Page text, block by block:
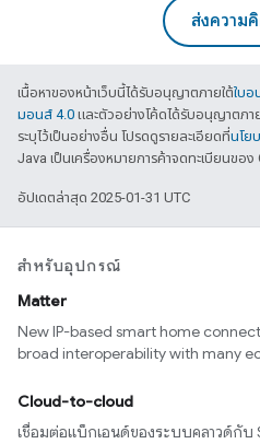
ส่งความ
เนื้อหาของหน้าเว็บนี้ได้รับอนุญาตภายใต้ใบ
มอนส์ 4.0 และตัวอย่างโค้ดได้รับอนุญาตภา
ระบุไว้เป็นอย่างอื่น โปรดดูรายละเอียดที่นโย
Java เป็นเครื่องหมายการค้าจดทะเบียนขอ
อัปเดตล่าสุด 2025-01-31 UTC
สำหรับอุปกรณ์
Matter
New IP-based smart home
broad interoperability with many
Cloud-to-cloud
เชื่อมต่อแบ็กเอนด์ของระบบคลาวด์กับ